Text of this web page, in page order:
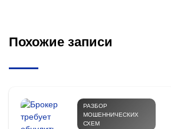
Похожие записи
РАЗБОР
МОШЕННИЧЕСКИХ
СХЕМ